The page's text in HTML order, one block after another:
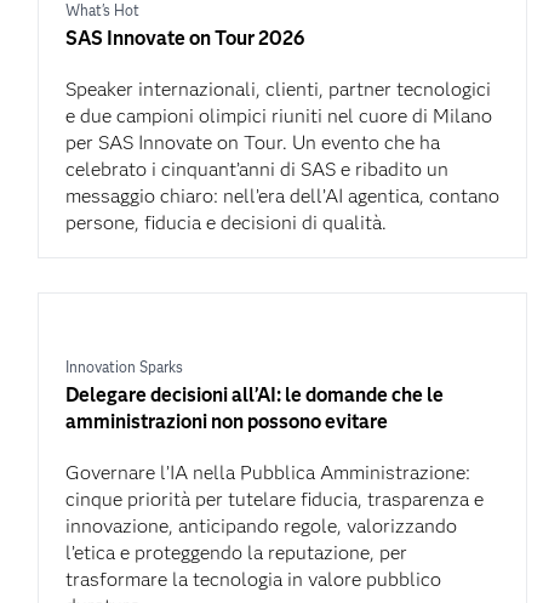
What's Hot
SAS Innovate on Tour 2026
Speaker internazionali, clienti, partner tecnologici
e due campioni olimpici riuniti nel cuore di Milano
per SAS Innovate on Tour. Un evento che ha
celebrato i cinquant’anni di SAS e ribadito un
messaggio chiaro: nell’era dell’AI agentica, contano
persone, fiducia e decisioni di qualità.
Innovation Sparks
Delegare decisioni all’AI: le domande che le
amministrazioni non possono evitare
Governare l’IA nella Pubblica Amministrazione:
cinque priorità per tutelare fiducia, trasparenza e
innovazione, anticipando regole, valorizzando
l’etica e proteggendo la reputazione, per
trasformare la tecnologia in valore pubblico